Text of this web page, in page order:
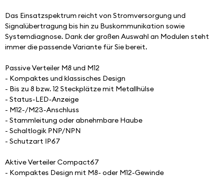
Das Einsatzspektrum reicht von Stromversorgung und
Signalübertragung bis hin zu Buskommunikation sowie
Systemdiagnose. Dank der großen Auswahl an Modulen steht
immer die passende Variante für Sie bereit.
Passive Verteiler M8 und M12
- Kompaktes und klassisches Design
- Bis zu 8 bzw. 12 Steckplätze mit Metallhülse
- Status-LED-Anzeige
- M12-/M23-Anschluss
- Stammleitung oder abnehmbare Haube
- Schaltlogik PNP/NPN
- Schutzart IP67
Aktive Verteiler Compact67
- Kompaktes Design mit M8- oder M12-Gewinde